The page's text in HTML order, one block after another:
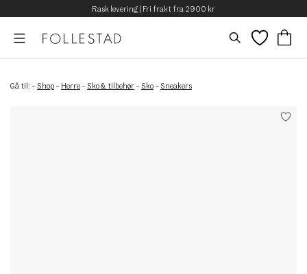
Rask levering | Fri frakt fra 2900 kr
Gå til: – Shop – Herre – Sko & tilbehør – Sko – Sneakers